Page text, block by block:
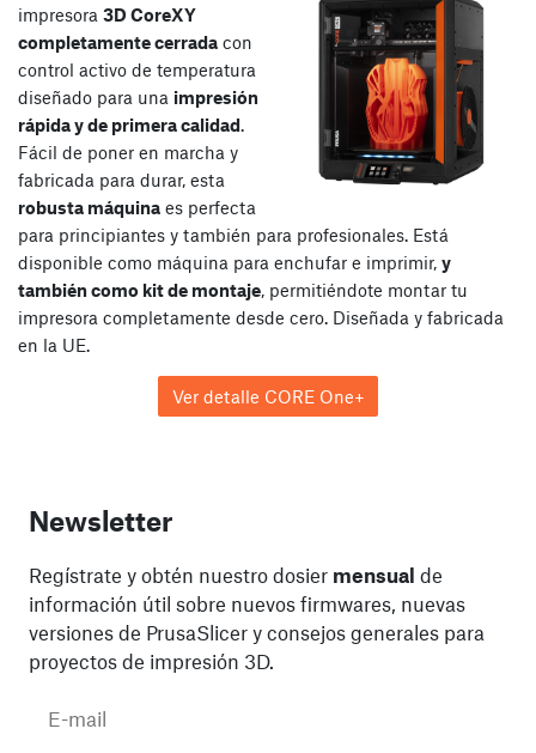
impresora 3D CoreXY
completamente cerrada con
control activo de temperatura
diseñado para una impresión
rápida y de primera calidad.
Fácil de poner en marcha y
fabricada para durar, esta
robusta máquina es perfecta
para principiantes y también para profesionales. Está
disponible como máquina para enchufar e imprimir, y
también como kit de montaje, permitiéndote montar tu
impresora completamente desde cero. Diseñada y fabricada
en la UE.
Ver detalle CORE One+
Newsletter
Regístrate y obtén nuestro dosier mensual de
información útil sobre nuevos firmwares, nuevas
versiones de PrusaSlicer y consejos generales para
proyectos de impresión 3D.